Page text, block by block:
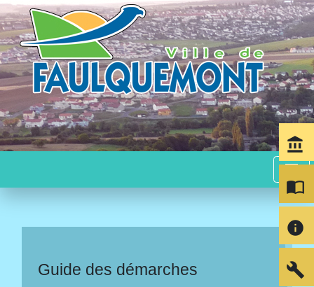
menu
Guide des démarches
account_balance
import_contacts
info
build